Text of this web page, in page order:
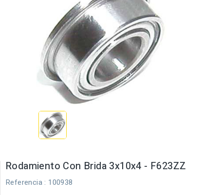
Rodamiento Con Brida 3x10x4 - F623ZZ
Referencia : 100938